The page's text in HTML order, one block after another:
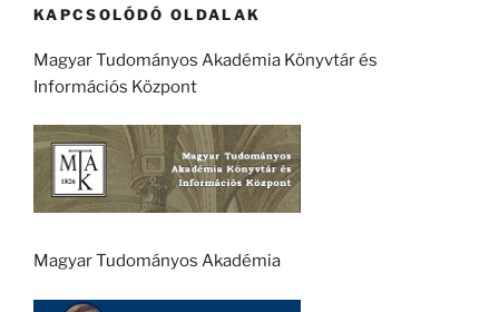
KAPCSOLÓDÓ OLDALAK
Magyar Tudományos Akadémia Könyvtár és
Információs Központ
Magyar Tudományos Akadémia